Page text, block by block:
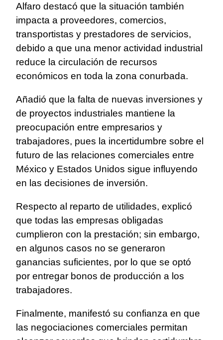
Alfaro destacó que la situación también
impacta a proveedores, comercios,
transportistas y prestadores de servicios,
debido a que una menor actividad industrial
reduce la circulación de recursos
económicos en toda la zona conurbada.
Añadió que la falta de nuevas inversiones y
de proyectos industriales mantiene la
preocupación entre empresarios y
trabajadores, pues la incertidumbre sobre el
futuro de las relaciones comerciales entre
México y Estados Unidos sigue influyendo
en las decisiones de inversión.
Respecto al reparto de utilidades, explicó
que todas las empresas obligadas
cumplieron con la prestación; sin embargo,
en algunos casos no se generaron
ganancias suficientes, por lo que se optó
por entregar bonos de producción a los
trabajadores.
Finalmente, manifestó su confianza en que
las negociaciones comerciales permitan